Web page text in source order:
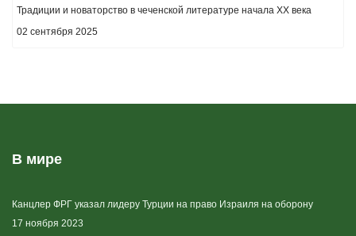
Традиции и новаторство в чеченской литературе начала ХХ века
02 сентября 2025
В мире
Канцлер ФРГ указал лидеру Турции на право Израиля на оборону
17 ноября 2023